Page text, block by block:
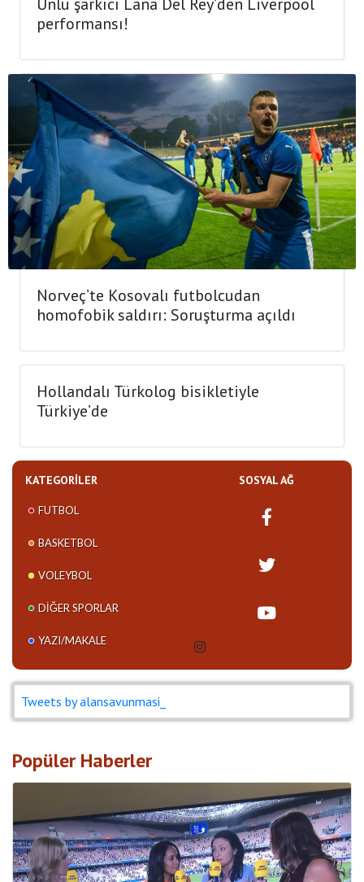
performansı!
Norveç’te Kosovalı futbolcudan
homofobik saldırı: Soruşturma açıldı
Hollandalı Türkolog bisikletiyle
Türkiye’de
KATEGORILER
FUTBOL
BASKETBOL
VOLEYBOL
DIĞER SPORLAR
YAZI/MAKALE
SOSYAL AĞ
Tweets by alansavunmasi_
Popüler Haberler